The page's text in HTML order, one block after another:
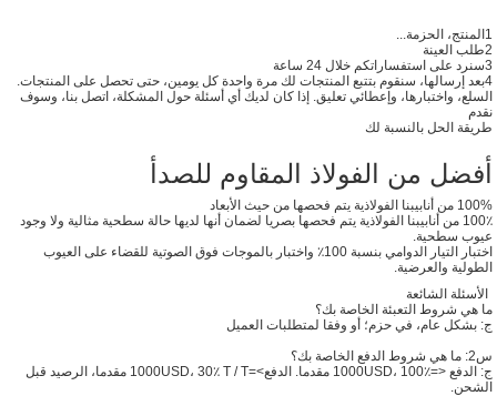
1المنتج، الحزمة...
2طلب العينة
3سنرد على استفساراتكم خلال 24 ساعة
4بعد إرسالها، سنقوم بتتبع المنتجات لك مرة واحدة كل يومين، حتى تحصل على المنتجات.
السلع، واختبارها، وإعطائي تعليق. إذا كان لديك أي أسئلة حول المشكلة، اتصل بنا، وسوف
نقدم
طريقة الحل بالنسبة لك
أفضل من الفولاذ المقاوم للصدأ
100% من أنابيبنا الفولاذية يتم فحصها من حيث الأبعاد
100٪ من أنابيبنا الفولاذية يتم فحصها بصريا لضمان أنها لديها حالة سطحية مثالية ولا وجود
عيوب سطحية.
اختبار التيار الدوامي بنسبة 100٪ واختبار بالموجات فوق الصوتية للقضاء على العيوب
الطولية والعرضية.
الأسئلة الشائعة
ما هي شروط التعبئة الخاصة بك؟
ج: بشكل عام، في حزم؛ أو وفقا لمتطلبات العميل
س2: ما هي شروط الدفع الخاصة بك؟
ج: الدفع <=1000USD، 100٪ مقدما. الدفع>=1000USD، 30٪ T / T مقدما، الرصيد قبل
الشحن.